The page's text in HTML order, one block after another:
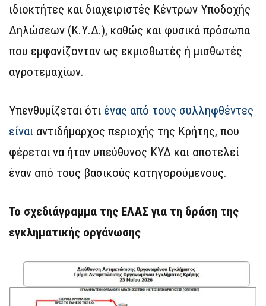
ιδιοκτήτες και διαχειριστές Κέντρων Υποδοχής
Δηλώσεων (Κ.Υ.Δ.), καθώς και φυσικά πρόσωπα
που εμφανίζονταν ως εκμισθωτές ή μισθωτές
αγροτεμαχίων.
Υπενθυμίζεται ότι ένας από τους συλληφθέντες
είναι αντιδήμαρχος περιοχής της Κρήτης, που
φέρεται να ήταν υπεύθυνος ΚΥΔ και αποτελεί
έναν από τους βασικούς κατηγορούμενους.
Το σχεδιάγραμμα της ΕΛΑΣ για τη δράση της
εγκληματικής οργάνωσης